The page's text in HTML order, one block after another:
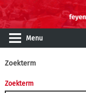
Menu
Zoekterm
Zoekterm